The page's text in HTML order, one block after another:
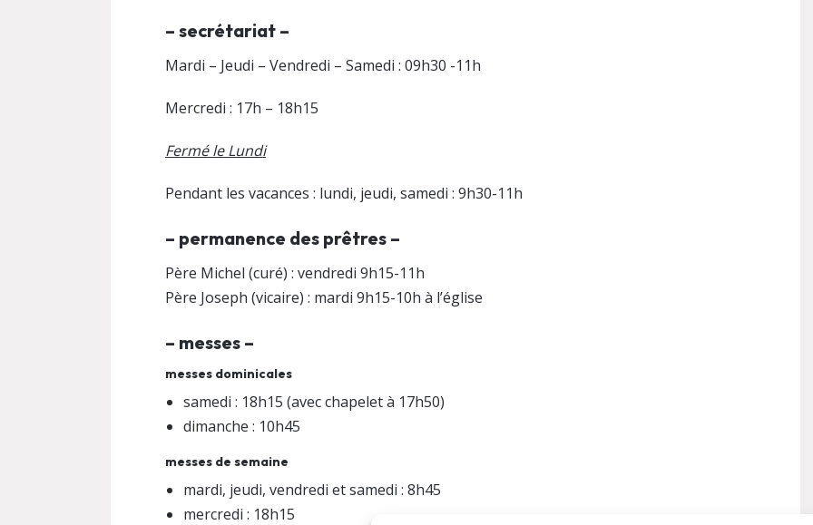
– secrétariat –
Mardi – Jeudi – Vendredi – Samedi : 09h30 -11h
Mercredi : 17h – 18h15
Fermé le Lundi
Pendant les vacances : lundi, jeudi, samedi : 9h30-11h
– permanence des prêtres –
Père Michel (curé) : vendredi 9h15-11h
Père Joseph (vicaire) : mardi 9h15-10h à l’église
– messes –
messes dominicales
samedi : 18h15 (avec chapelet à 17h50)
dimanche : 10h45
messes de semaine
mardi, jeudi, vendredi et samedi : 8h45
mercredi : 18h15